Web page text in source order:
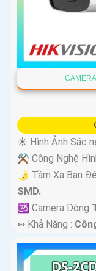
☀️ Hình Ảnh Sắc
⚒ Công Nghệ
🌛 Tầm Xa Ban
SMD.
🕉️ Camera Dòng
️↭ Khả Năng :